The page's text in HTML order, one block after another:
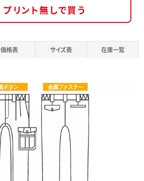
プリント無しで買う
価格表 サイズ表 在庫一覧